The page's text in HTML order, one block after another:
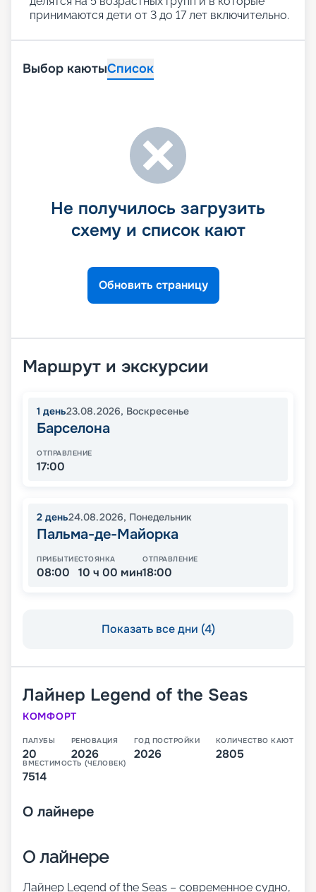
принимаются дети от 3 до 17 лет включительно.
Выбор каютыСписок
Не получилось загрузить
схему и список кают
Обновить страницу
Маршрут и экскурсии
1 день23.08.2026, Воскресенье
Барселона
ОТПРАВЛЕНИЕ
17:00
2 день24.08.2026, Понедельник
Пальма-де-Майорка
ПРИБЫТИЕ
08:00
СТОЯНКА
10 ч 00 мин
ОТПРАВЛЕНИЕ
18:00
Показать все дни (4)
Лайнер Legend of the Seas
КОМФОРТ
ПАЛУБЫ
20
РЕНОВАЦИЯ
2026
ГОД ПОСТРОЙКИ
2026
КОЛИЧЕСТВО КАЮТ
2805
ВМЕСТИМОСТЬ (ЧЕЛОВЕК)
7514
О лайнере
О лайнере
Лайнер Legend of the Seas – современное судно,